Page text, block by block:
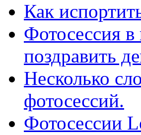
Как
Фотосессия
поздравить
Несколько
фотосессий.
Фотосессии